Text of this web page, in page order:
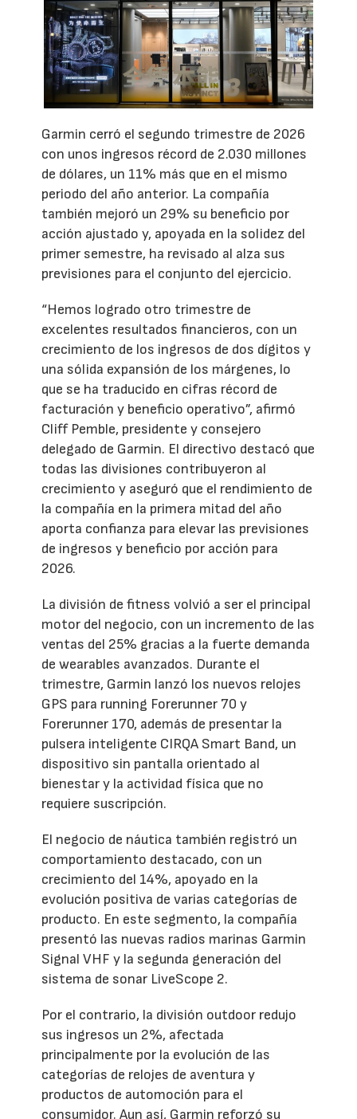
Garmin cerró el segundo trimestre de 2026
con unos ingresos récord de 2.030 millones
de dólares, un 11% más que en el mismo
periodo del año anterior. La compañía
también mejoró un 29% su beneficio por
acción ajustado y, apoyada en la solidez del
primer semestre, ha revisado al alza sus
previsiones para el conjunto del ejercicio.
“Hemos logrado otro trimestre de
excelentes resultados financieros, con un
crecimiento de los ingresos de dos dígitos y
una sólida expansión de los márgenes, lo
que se ha traducido en cifras récord de
facturación y beneficio operativo”, afirmó
Cliff Pemble, presidente y consejero
delegado de Garmin. El directivo destacó que
todas las divisiones contribuyeron al
crecimiento y aseguró que el rendimiento de
la compañía en la primera mitad del año
aporta confianza para elevar las previsiones
de ingresos y beneficio por acción para
2026.
La división de fitness volvió a ser el principal
motor del negocio, con un incremento de las
ventas del 25% gracias a la fuerte demanda
de wearables avanzados. Durante el
trimestre, Garmin lanzó los nuevos relojes
GPS para running Forerunner 70 y
Forerunner 170, además de presentar la
pulsera inteligente CIRQA Smart Band, un
dispositivo sin pantalla orientado al
bienestar y la actividad física que no
requiere suscripción.
El negocio de náutica también registró un
comportamiento destacado, con un
crecimiento del 14%, apoyado en la
evolución positiva de varias categorías de
producto. En este segmento, la compañía
presentó las nuevas radios marinas Garmin
Signal VHF y la segunda generación del
sistema de sonar LiveScope 2.
Por el contrario, la división outdoor redujo
sus ingresos un 2%, afectada
principalmente por la evolución de las
categorías de relojes de aventura y
productos de automoción para el
consumidor. Aun así, Garmin reforzó su